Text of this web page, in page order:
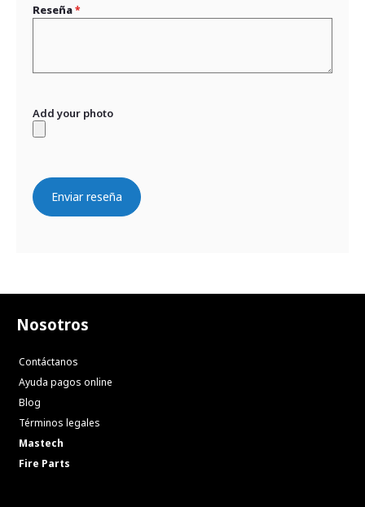
Reseña
Add your photo
Enviar reseña
Nosotros
Contáctanos
Ayuda pagos online
Blog
Términos legales
Mastech
Fire Parts